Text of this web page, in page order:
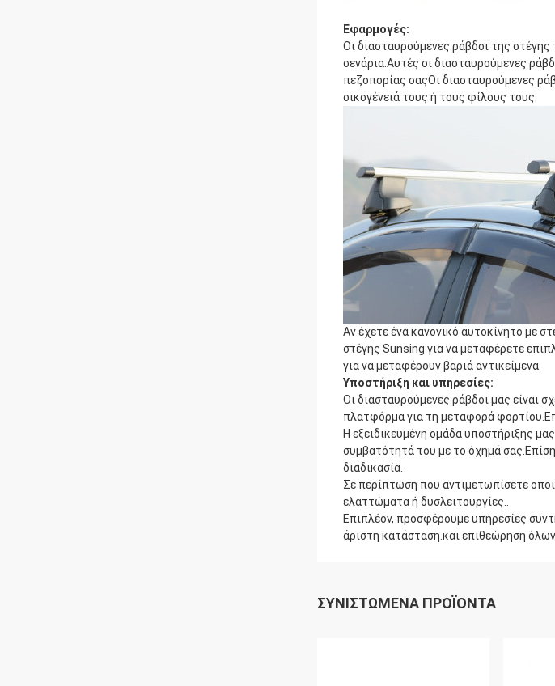
Εφαρμογές:
Οι διασταυρούμενες ράβδοι της στέγης
σενάρια.Αυτές οι διασταυρούμενες
πεζοπορίας σαςΟι διασταυρούμενες
οικογένειά τους ή τους φίλους τους.
Αν έχετε ένα κανονικό αυτοκίνητο με
στέγης Sunsing για να μεταφέρετε
για να μεταφέρουν βαριά αντικείμενα.
Υποστήριξη και υπηρεσίες:
Οι διασταυρούμενες ράβδοι μας είναι
πλατφόρμα για τη μεταφορά
Η εξειδικευμένη ομάδα υποστήριξης
συμβατότητά του με το όχημά
διαδικασία.
Σε περίπτωση που αντιμετωπίσετε
ελαττώματα ή δυσλειτουργίες..
Επιπλέον, προσφέρουμε υπηρεσίες
άριστη κατάσταση.και επιθεώρηση
ΣΥΝΙΣΤΏΜΕΝΑ ΠΡΟΪΌΝΤΑ